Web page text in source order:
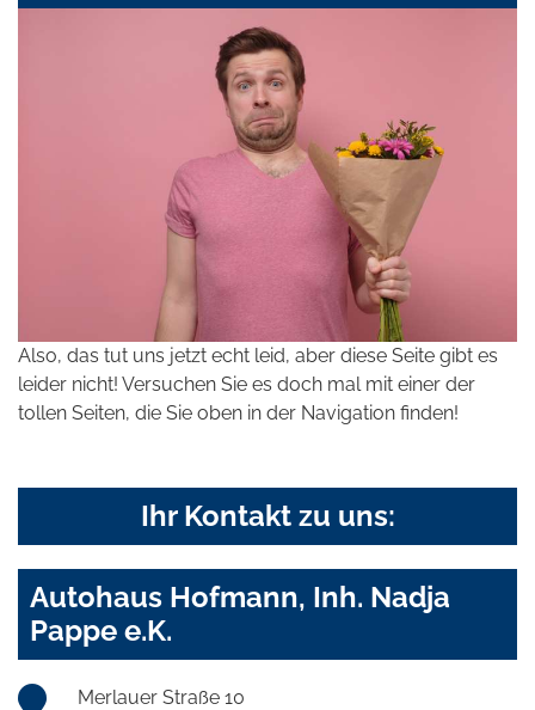
Also, das tut uns jetzt echt leid, aber diese Seite gibt es
leider nicht! Versuchen Sie es doch mal mit einer der
tollen Seiten, die Sie oben in der Navigation finden!
Ihr Kontakt zu uns:
Autohaus Hofmann, Inh. Nadja
Pappe e.K.
Merlauer Straße 10